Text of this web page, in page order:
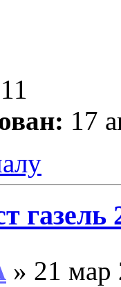
11
17
газель
» 21 мар